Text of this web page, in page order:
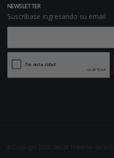
NEWSLETTER
Suscríbase ingresando su email
© Copyright 2026. SAGSE Todos los